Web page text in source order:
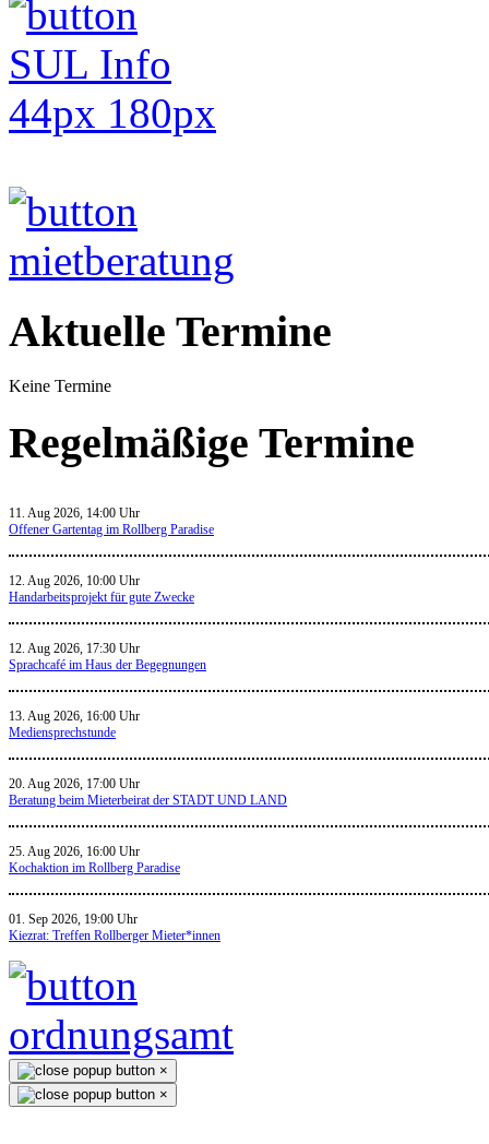
Aktuelle Termine
Keine Termine
Regelmäßige Termine
11. Aug 2026, 14:00 Uhr
Offener Gartentag im Rollberg Paradise
12. Aug 2026, 10:00 Uhr
Handarbeitsprojekt für gute Zwecke
12. Aug 2026, 17:30 Uhr
Sprachcafé im Haus der Begegnungen
13. Aug 2026, 16:00 Uhr
Mediensprechstunde
20. Aug 2026, 17:00 Uhr
Beratung beim Mieterbeirat der STADT UND LAND
25. Aug 2026, 16:00 Uhr
Kochaktion im Rollberg Paradise
01. Sep 2026, 19:00 Uhr
Kiezrat: Treffen Rollberger Mieter*innen
×
×